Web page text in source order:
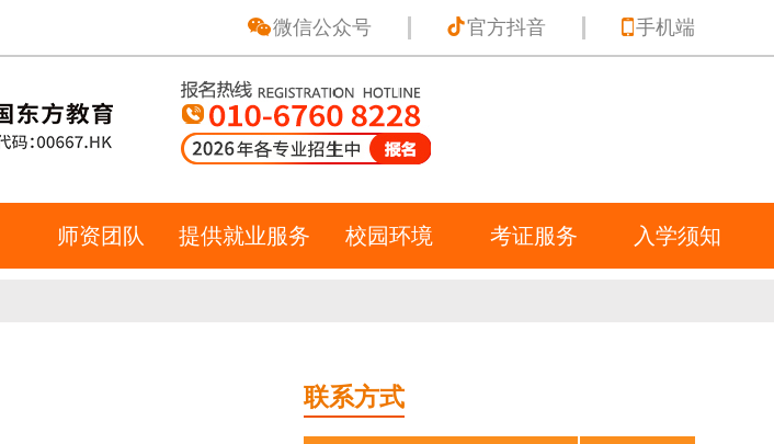
微信公众号 官方抖音 手机端
师资团队 提供就业服务 校园环境 考证服务 入学须知
联系方式